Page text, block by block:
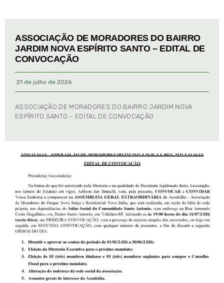
ASSOCIAÇÃO DE MORADORES DO BAIRRO
JARDIM NOVA ESPÍRITO SANTO – EDITAL DE
CONVOCAÇÃO
21 de julho de 2026
ASSOCIAÇÃO DE MORADORES DO BAIRRO JARDIM NOVA
ESPÍRITO SANTO – EDITAL DE CONVOCAÇÃO